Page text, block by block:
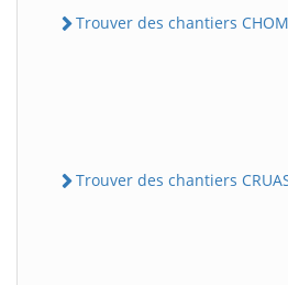
Trouver des chantiers
Trouver des chantiers